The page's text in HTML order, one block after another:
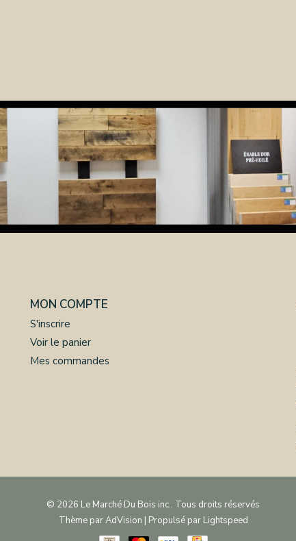
MON COMPTE
S'inscrire
Voir le panier
Mes commandes
© 2026 Le Marché Du Bois inc.. Tous droits réservés
Thème parAdVision | Propulsé par Lightspeed